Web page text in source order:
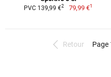
PVC 139,99 €2 79,99 €1
Retour Page